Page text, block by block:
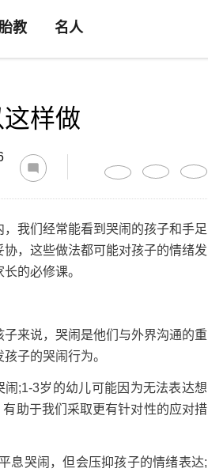
教 名人
样做
我们经常能看到哭闹的孩子和手足
，这些做法都可能对孩子的情绪发
的必修课。
来说，哭闹是他们与外界沟通的重
子的哭闹行为。
;1-3岁的幼儿可能因为无法表达想
助于我们采取更有针对性的应对措
哭闹，但会压抑孩子的情绪表达;